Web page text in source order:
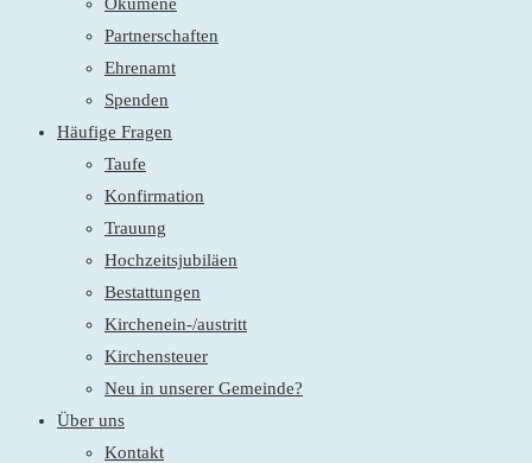
Partnerschaften
Ehrenamt
Spenden
Häufige Fragen
Taufe
Konfirmation
Trauung
Hochzeitsjubiläen
Bestattungen
Kirchenein-/austritt
Kirchensteuer
Neu in unserer Gemeinde?
Über uns
Kontakt